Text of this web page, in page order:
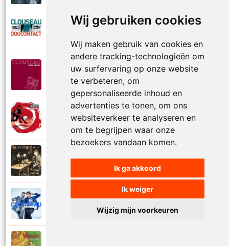
Wij gebruiken cookies
Wij maken gebruik van cookies en
andere tracking-technologieën om
uw surfervaring op onze website
te verbeteren, om
gepersonaliseerde inhoud en
advertenties te tonen, om ons
websiteverkeer te analyseren en
om te begrijpen waar onze
bezoekers vandaan komen.
Ik ga akkoord
Ik weiger
Wijzig mijn voorkeuren
Clouseau
Clouseau
Over morgen
Clouseau
Clouseau